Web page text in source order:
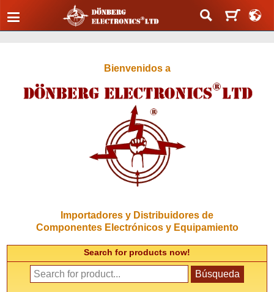
Bienvenidos a
Importadores y Distribuidores de
Componentes Electrónicos y Equipamiento
Search for products now!